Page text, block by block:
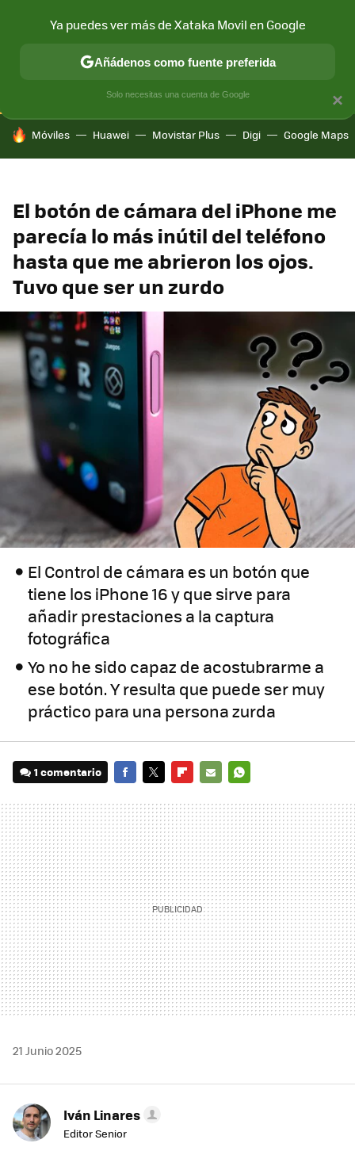
CONECTIVIDAD MÓVIL Y SOCIEDAD APLICACIONES
HOY SE HABLA DE
Móviles Huawei Movistar Plus Digi Google Maps
El botón de cámara del iPhone me
parecía lo más inútil del teléfono
hasta que me abrieron los ojos.
Tuvo que ser un zurdo
El Control de cámara es un botón que
tiene los iPhone 16 y que sirve para
añadir prestaciones a la captura
fotográfica
Yo no he sido capaz de acostubrarme a
ese botón. Y resulta que puede ser muy
práctico para una persona zurda
1 comentario
MAIL
21 Junio 2025
Iván Linares
Editor Senior
×
Ya puedes ver más de Xataka Movil en Google
Añádenos como fuente preferida
Solo necesitas una cuenta de Google